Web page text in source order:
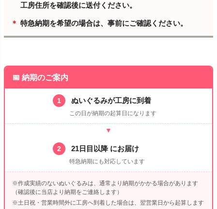
工房住所を確認後に送付ください。
特急納期を希望の場合は、事前にご確認ください。
📅 納期のご案内
1 ぬいぐるみが工房に到着
この日が納期の起算日になります
▼
2 21日目以降 にお届け
特急納期にも対応しています
※作成実績のないぬいぐるみは、通常より納期がかかる場合があります
（確認後に当店より納期をご連絡します）
※土日祝・営業時間外に工房へ到着した場合は、翌営業日から起算します